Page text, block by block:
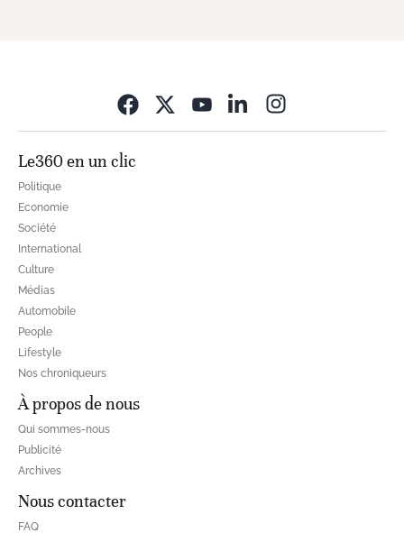
Le360 en un clic
Politique
Economie
Société
International
Culture
Médias
Automobile
People
Lifestyle
Nos chroniqueurs
À propos de nous
Qui sommes-nous
Publicité
Archives
Nous contacter
FAQ